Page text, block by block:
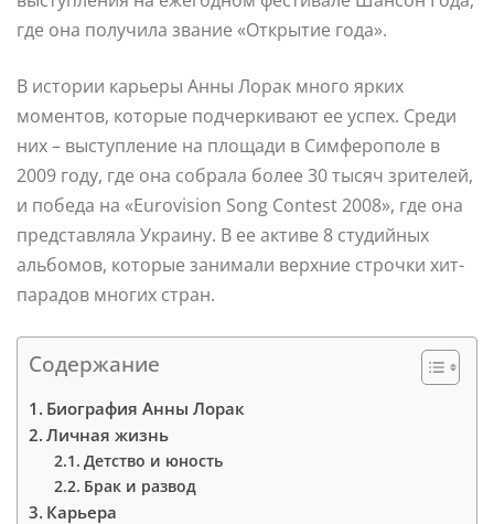
где она получила звание «Открытие года».
В истории карьеры Анны Лорак много ярких
моментов, которые подчеркивают ее успех. Среди
них – выступление на площади в Симферополе в
2009 году, где она собрала более 30 тысяч зрителей,
и победа на «Eurovision Song Contest 2008», где она
представляла Украину. В ее активе 8 студийных
альбомов, которые занимали верхние строчки хит-
парадов многих стран.
Содержание
Биография Анны Лорак
Личная жизнь
Детство и юность
Брак и развод
Карьера